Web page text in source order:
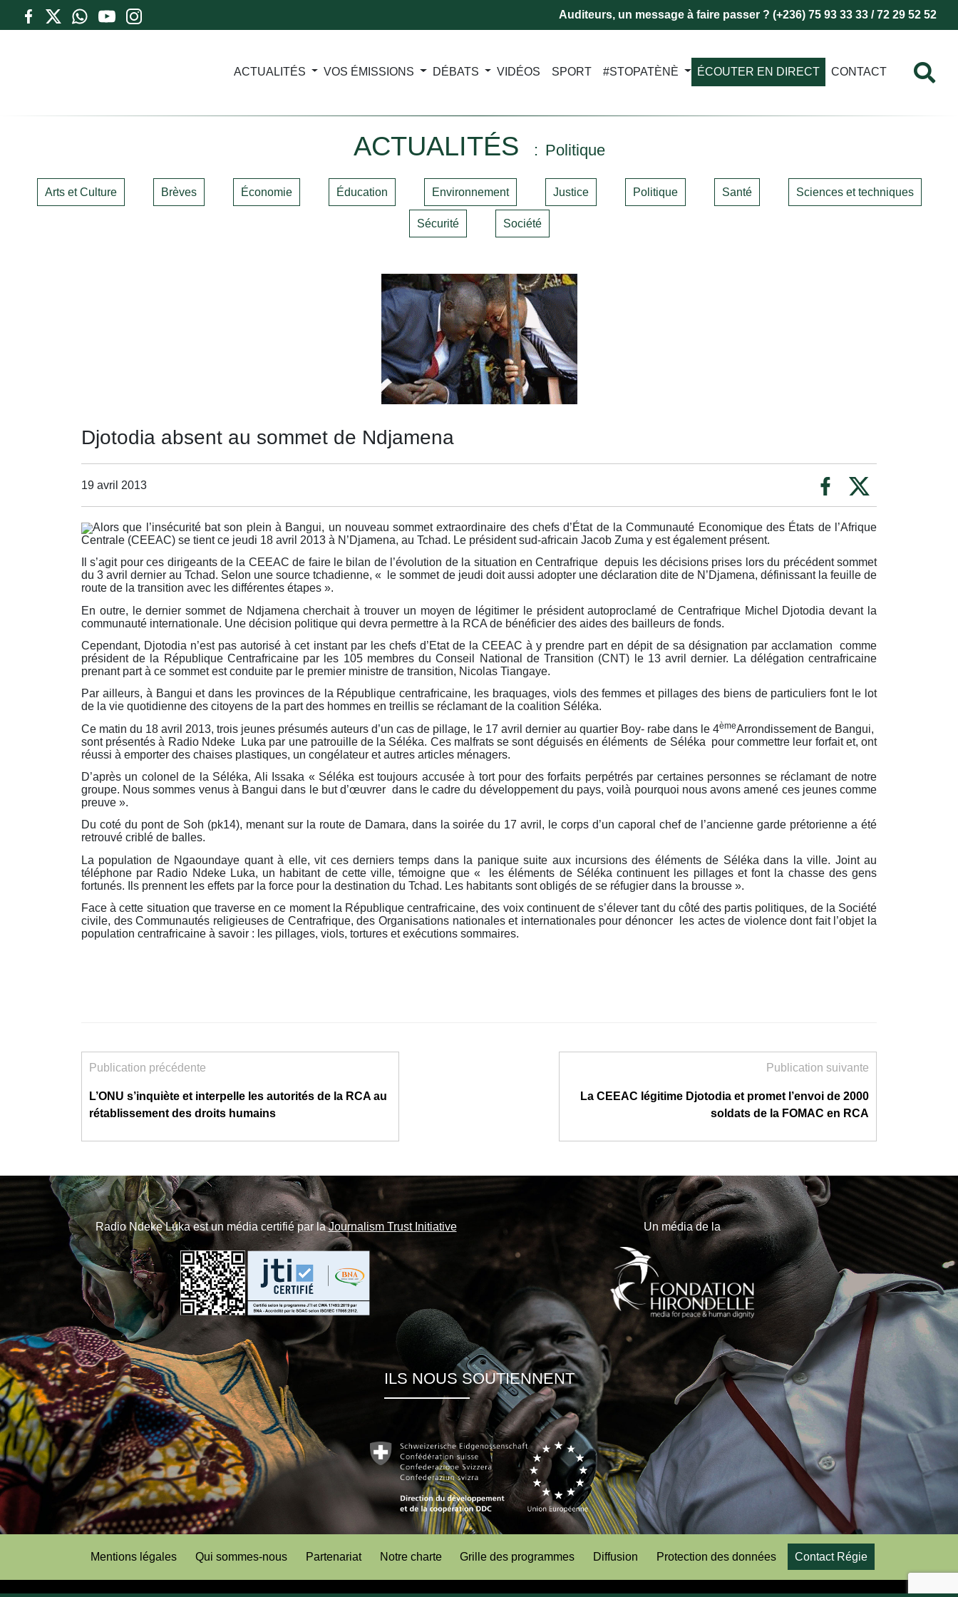
Auditeurs, un message à faire passer ? (+236) 75 93 33 33 / 72 29 52 52
ACTUALITÉS VOS ÉMISSIONS DÉBATS VIDÉOS SPORT #STOPATÈNÈ ÉCOUTER EN DIRECT CONTACT
ACTUALITÉS Politique
Arts et Culture Brèves Économie Éducation Environnement Justice Politique Santé Sciences et techniques
Sécurité Société
Djotodia absent au sommet de Ndjamena
19 avril 2013
Alors que l’insécurité bat son plein à Bangui, un nouveau sommet extraordinaire des chefs d’État de la Communauté Economique des États de l’Afrique
Centrale (CEEAC) se tient ce jeudi 18 avril 2013 à N’Djamena, au Tchad. Le président sud-africain Jacob Zuma y est également présent.
Il s’agit pour ces dirigeants de la CEEAC de faire le bilan de l’évolution de la situation en Centrafrique depuis les décisions prises lors du précédent sommet
du 3 avril dernier au Tchad. Selon une source tchadienne, « le sommet de jeudi doit aussi adopter une déclaration dite de N’Djamena, définissant la feuille de
route de la transition avec les différentes étapes ».
En outre, le dernier sommet de Ndjamena cherchait à trouver un moyen de légitimer le président autoproclamé de Centrafrique Michel Djotodia devant la
communauté internationale. Une décision politique qui devra permettre à la RCA de bénéficier des aides des bailleurs de fonds.
Cependant, Djotodia n’est pas autorisé à cet instant par les chefs d’Etat de la CEEAC à y prendre part en dépit de sa désignation par acclamation comme
président de la République Centrafricaine par les 105 membres du Conseil National de Transition (CNT) le 13 avril dernier. La délégation centrafricaine
prenant part à ce sommet est conduite par le premier ministre de transition, Nicolas Tiangaye.
Par ailleurs, à Bangui et dans les provinces de la République centrafricaine, les braquages, viols des femmes et pillages des biens de particuliers font le lot
de la vie quotidienne des citoyens de la part des hommes en treillis se réclamant de la coalition Séléka.
Ce matin du 18 avril 2013, trois jeunes présumés auteurs d’un cas de pillage, le 17 avril dernier au quartier Boy- rabe dans le 4èmeArrondissement de Bangui,
sont présentés à Radio Ndeke Luka par une patrouille de la Séléka. Ces malfrats se sont déguisés en éléments de Séléka pour commettre leur forfait et, ont
réussi à emporter des chaises plastiques, un congélateur et autres articles ménagers.
D’après un colonel de la Séléka, Ali Issaka « Séléka est toujours accusée à tort pour des forfaits perpétrés par certaines personnes se réclamant de notre
groupe. Nous sommes venus à Bangui dans le but d’œuvrer dans le cadre du développement du pays, voilà pourquoi nous avons amené ces jeunes comme
preuve ».
Du coté du pont de Soh (pk14), menant sur la route de Damara, dans la soirée du 17 avril, le corps d’un caporal chef de l’ancienne garde prétorienne a été
retrouvé criblé de balles.
La population de Ngaoundaye quant à elle, vit ces derniers temps dans la panique suite aux incursions des éléments de Séléka dans la ville. Joint au
téléphone par Radio Ndeke Luka, un habitant de cette ville, témoigne que « les éléments de Séléka continuent les pillages et font la chasse des gens
fortunés. Ils prennent les effets par la force pour la destination du Tchad. Les habitants sont obligés de se réfugier dans la brousse ».
Face à cette situation que traverse en ce moment la République centrafricaine, des voix continuent de s’élever tant du côté des partis politiques, de la Société
civile, des Communautés religieuses de Centrafrique, des Organisations nationales et internationales pour dénoncer les actes de violence dont fait l’objet la
population centrafricaine à savoir : les pillages, viols, tortures et exécutions sommaires.
Publication précédente
L’ONU s’inquiète et interpelle les autorités de la RCA au
rétablissement des droits humains
Publication suivante
La CEEAC légitime Djotodia et promet l’envoi de 2000
soldats de la FOMAC en RCA
Radio Ndeke Luka est un média certifié par laJournalism Trust Initiative Un média de la
ILS NOUS SOUTIENNENT
Mentions légales Qui sommes-nous Partenariat Notre charte Grille des programmes Diffusion Protection des données Contact Régie